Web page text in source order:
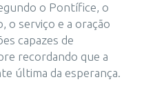
o Pontífice, o
o serviço e a oração
capazes de
recordando que a
última da esperança.